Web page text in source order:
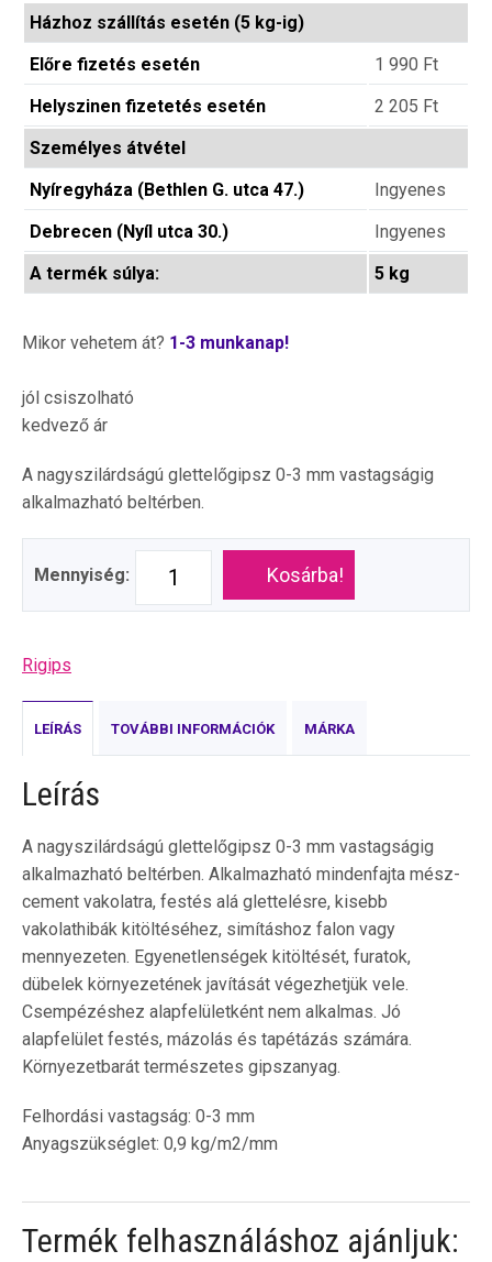
Házhoz szállítás esetén (5 kg-ig)
Előre fizetés esetén
1 990 Ft
Helyszinen fizetetés esetén
2 205 Ft
Személyes átvétel
Nyíregyháza (Bethlen G. utca 47.)
Ingyenes
Debrecen (Nyíl utca 30.)
Ingyenes
A termék súlya:
5 kg
Mikor vehetem át? 1-3 munkanap!
jól csiszolható
kedvező ár
A nagyszilárdságú glettelőgipsz 0-3 mm vastagságig
alkalmazható beltérben.
Mennyiség: Kosárba!
Rigips
LEÍRÁS TOVÁBBI INFORMÁCIÓK MÁRKA
Leírás
A nagyszilárdságú glettelőgipsz 0-3 mm vastagságig
alkalmazható beltérben. Alkalmazható mindenfajta mész-
cement vakolatra, festés alá glettelésre, kisebb
vakolathibák kitöltéséhez, simításhoz falon vagy
mennyezeten. Egyenetlenségek kitöltését, furatok,
dübelek környezetének javítását végezhetjük vele.
Csempézéshez alapfelületként nem alkalmas. Jó
alapfelület festés, mázolás és tapétázás számára.
Környezetbarát természetes gipszanyag.
Felhordási vastagság: 0-3 mm
Anyagszükséglet: 0,9 kg/m2/mm
Termék felhasználáshoz ajánljuk: